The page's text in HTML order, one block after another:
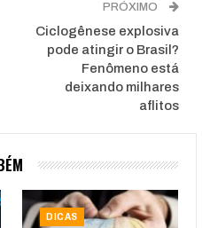
PRÓXIMO
Ciclogênese explosiva
pode atingir o Brasil?
Fenômeno está
deixando milhares
aflitos
DICAS